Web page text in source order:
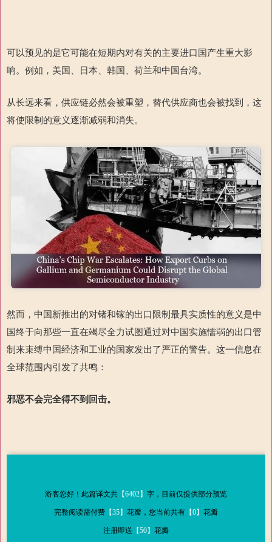
可以预见的是它可能在短期内对有关的主要进口国产生重大影
响。例如，美国、日本、韩国、荷兰和中国台湾。
从长远来看，供应链必然会被重塑，替代供应商也会被找到，这
将使限制的意义逐渐减弱和消失。
然而，中国新推出的对锗和镓的出口限制最具实质性的意义是中
国终于向那些一直在竭尽全力试图通过对中国实施懦弱的出口管
制来束缚中国经济和工业的国家发出了严正的警告。这一信息在
全球范围内引发了共鸣：
邪恶不会完全得不到 回击。
游客您好！此篇译文共 【6402】 字，目前仅提供部分预览
完整阅读需付费 【35】 花瓣，您当前共有 【0】 花瓣
注册即送 【50】 花瓣